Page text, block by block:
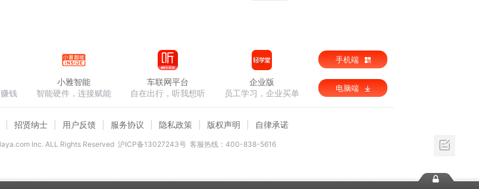
钱
小雅智能
智能硬件，连接赋能
车联网平台
自在出行，听我想听
企业版
员工学习，企业买单
手机端
电脑端
招贤纳士 用户反馈 服务协议 隐私政策 版权声明 自律承诺
lnc. ALL Rights Reserved 沪ICP备13027243号 客服热线：400-838-5616